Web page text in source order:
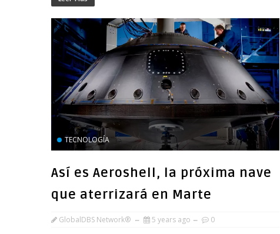
TECNOLOGÍA
Así es Aeroshell, la próxima nave
que aterrizará en Marte
GlobalDBS Network® 5 years ago 0